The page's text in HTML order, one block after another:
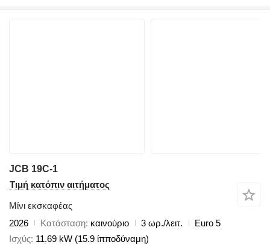
JCB 19C-1
Τιμή κατόπιν αιτήματος
Μίνι εκσκαφέας
2026
Κατάσταση καινούριο 3 ωρ./λειτ.
Euro 5
Ισχύς 11.69 kW (15.9 ίπποδύναμη)